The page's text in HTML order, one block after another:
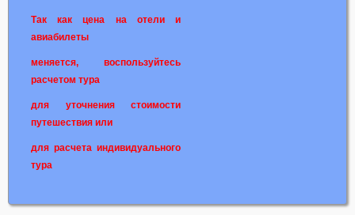
Так как цена на отели и
авиабилеты
меняется, воспользуйтесь
расчетом тура
для уточнения стоимости
путешествия или
для расчета индивидуального
тура